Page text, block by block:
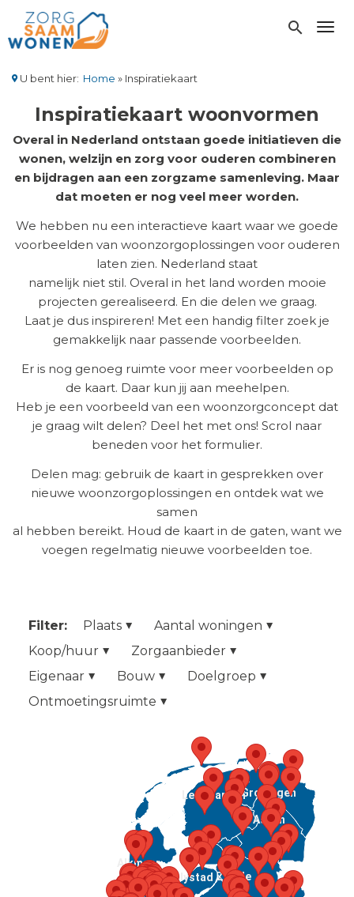
naar
de
gaan
search
U bent hier: Home Inspiratiekaart
Inspiratiekaart woonvormen
Overal in Nederland ontstaan goede initiatieven die
wonen, welzijn en zorg voor ouderen combineren
en bijdragen aan een zorgzame samenleving. Maar
dat moeten er nog veel meer worden.
We hebben nu een interactieve kaart waar we goede
voorbeelden van woonzorgoplossingen voor ouderen
laten zien. Nederland staat
namelijk niet stil. Overal in het land worden mooie
projecten gerealiseerd. En die delen we graag.
Laat je dus inspireren! Met een handig filter zoek je
gemakkelijk naar passende voorbeelden.
Er is nog genoeg ruimte voor meer voorbeelden op
de kaart. Daar kun jij aan meehelpen.
Heb je een voorbeeld van een woonzorgconcept dat
je graag wilt delen? Deel het met ons! Scrol naar
beneden voor het formulier.
Delen mag: gebruik de kaart in gesprekken over
nieuwe woonzorgoplossingen en ontdek wat we
samen
al hebben bereikt. Houd de kaart in de gaten, want we
voegen regelmatig nieuwe voorbeelden toe.